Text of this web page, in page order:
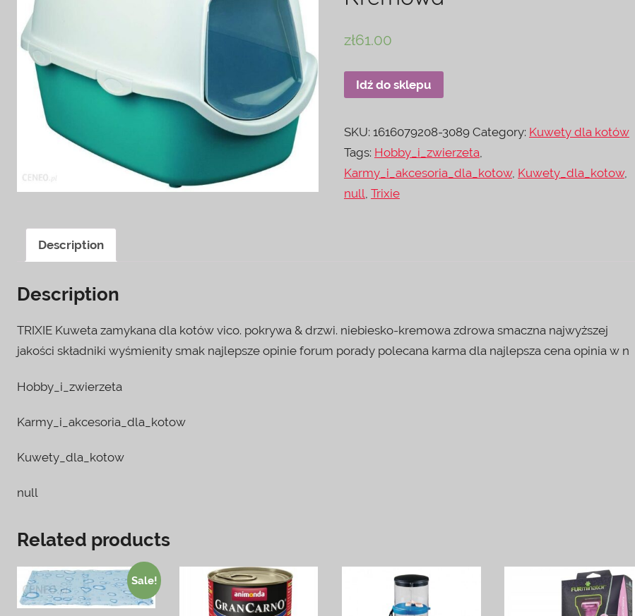
zł61.00
Idź do sklepu
SKU:1616079208-3089 Category: Kuwety dla kotów
Tags: Hobby_i_zwierzeta,
Karmy_i_akcesoria_dla_kotow, Kuwety_dla_kotow,
null,Trixie
Description
Description
TRIXIE Kuweta zamykana dla kotów vico. pokrywa & drzwi. niebiesko-kremowa zdrowa smaczna najwyższej
jakości składniki wyśmienity smak najlepsze opinie forum porady polecana karma dla najlepsza cena opinia w n
Hobby_i_zwierzeta
Karmy_i_akcesoria_dla_kotow
Kuwety_dla_kotow
null
Related products
Sale!